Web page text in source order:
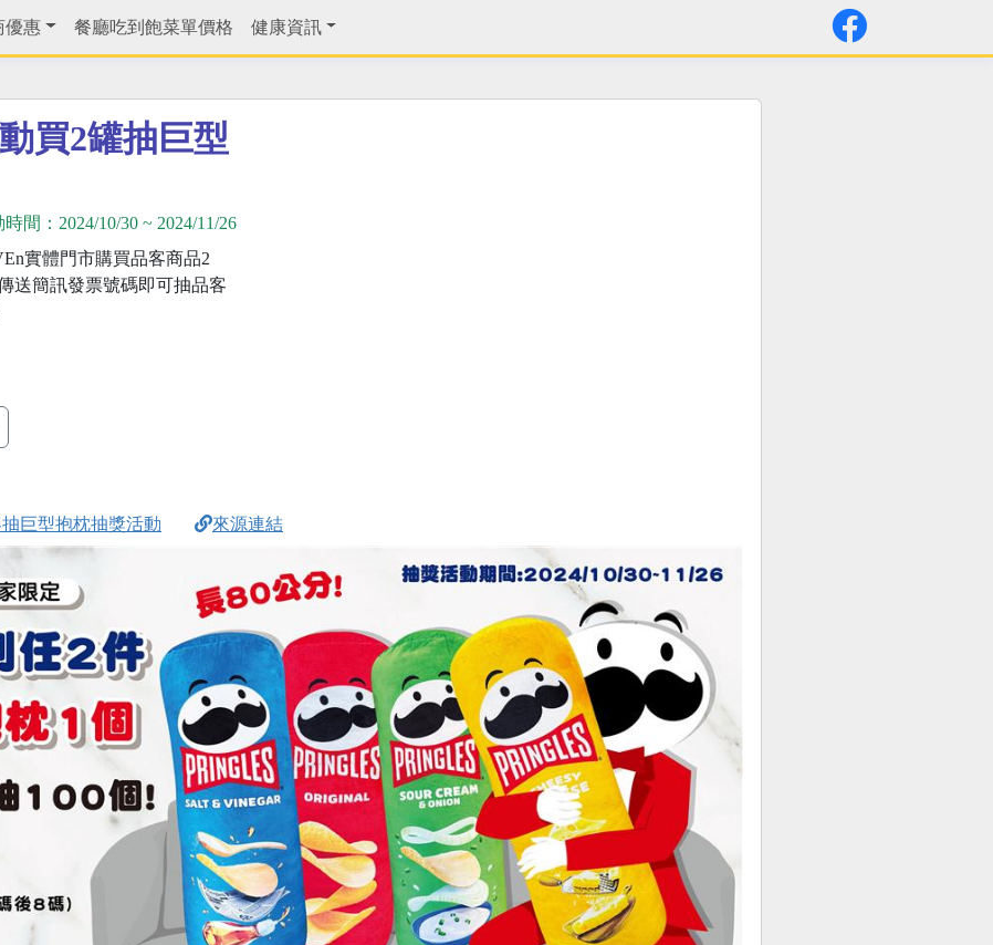
優惠 餐廳吃到飽菜單價格 健康資訊
買2罐抽巨型
間： 2024/10/30 ~ 2024/11/26
實體門市購買品客商品2
送簡訊發票號碼即可抽品客
巨型抱枕抽獎活動 來源連結